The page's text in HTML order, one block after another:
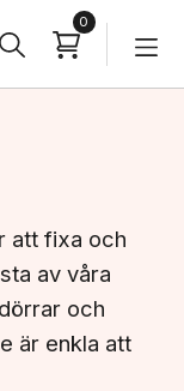
0
att fixa och
av våra
och
är enkla att